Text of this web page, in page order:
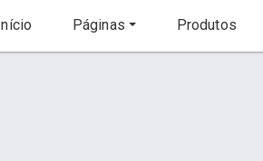
Início Páginas Produtos